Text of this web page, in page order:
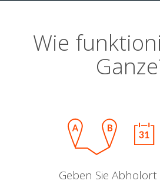
Wie
Geben Sie